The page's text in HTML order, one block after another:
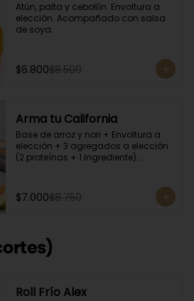
Atún, palta y cebollín. Envoltura a
elección. Acompañado con salsa
de soya.
$6.800$8.500
Arma tu California
Base de arroz y nori + Envoltura a
elección + 3 agregados a elección
(2 proteínas + 1 Ingrediente).
$7.000$8.750
Roll Frío Alex